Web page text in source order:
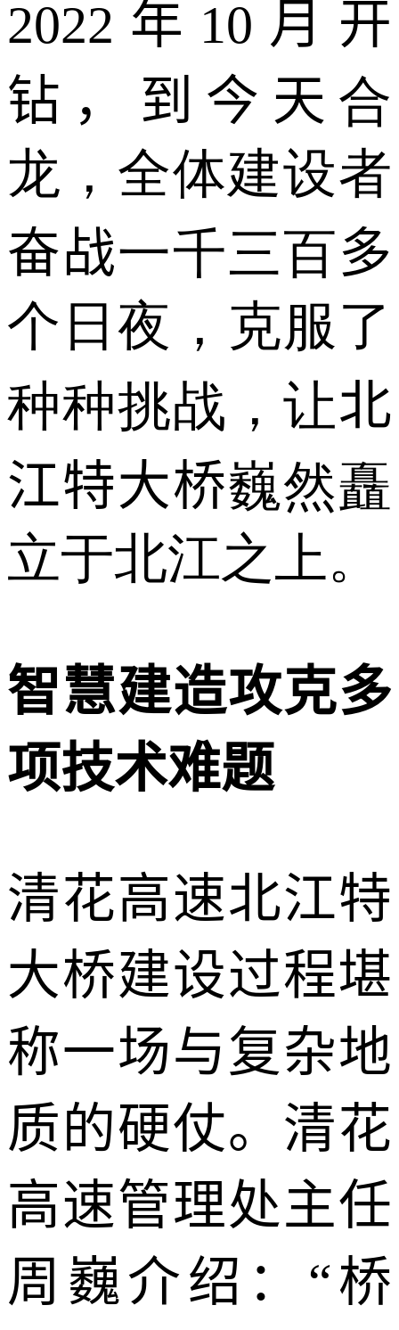
2022 年 10 月开
钻，到今 天 合
龙，全体建设者
奋战一千三百多
个日夜，克服了
种种挑战，让北
江特大桥巍然矗
立于北江之上。
智慧建造攻克多
项技术难题
清花高速北江特
大桥建设过程堪
称一场与复杂地
质的硬仗。清花
高速管理处主任
周巍介绍： “桥